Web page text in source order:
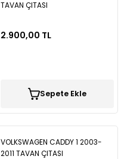
TAVAN ÇITASI
2.900,00 TL
Sepete Ekle
VOLKSWAGEN CADDY 1 2003-
2011 TAVAN ÇITASI